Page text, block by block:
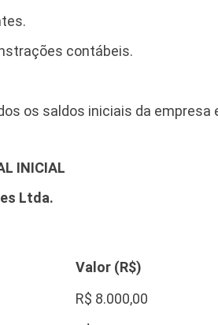
contábeis.
os saldos iniciais da
INICIAL
Ltda.
Valor (R$)
R$ 8.000,00